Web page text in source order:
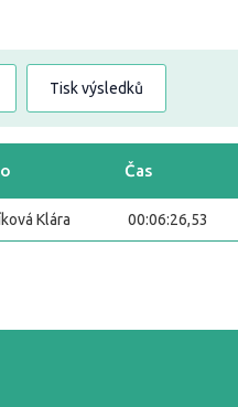
Tisk výsledků
Čas
Klára 00:06:26,53